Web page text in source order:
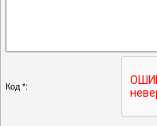
Код *: